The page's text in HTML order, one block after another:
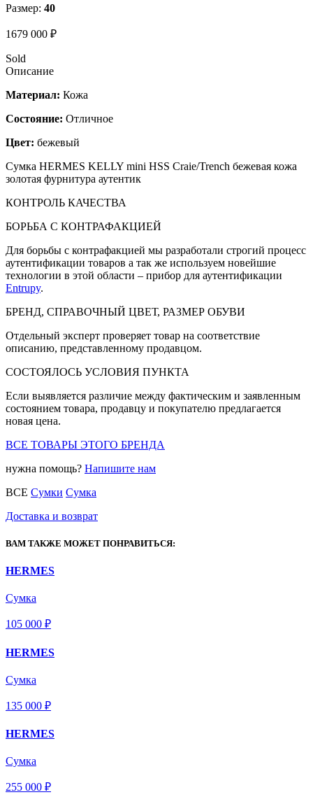
Размер: 40
1679 000 ₽
Sold
Описание
Материал: Кожа
Состояние: Отличное
Цвет: бежевый
Сумка HERMES KELLY mini HSS Craie/Trench бежевая кожа
золотая фурнитура аутентик
КОНТРОЛЬ КАЧЕСТВА
БОРЬБА С КОНТРАФАКЦИЕЙ
Для борьбы с контрафакцией мы разработали строгий процесс
аутентификации товаров а так же используем новейшие
технологии в этой области – прибор для аутентификации
Entrupy.
БРЕНД, СПРАВОЧНЫЙ ЦВЕТ, РАЗМЕР ОБУВИ
Отдельный эксперт проверяет товар на соответствие
описанию, представленному продавцом.
СОСТОЯЛОСЬ УСЛОВИЯ ПУНКТА
Если выявляется различие между фактическим и заявленным
состоянием товара, продавцу и покупателю предлагается
новая цена.
ВСЕ ТОВАРЫ ЭТОГО БРЕНДА
нужна помощь? Напишите нам
ВСЕ Сумки Сумка
Доставка и возврат
ВАМ ТАКЖЕ МОЖЕТ ПОНРАВИТЬСЯ:
HERMES
Сумка
105 000 ₽
HERMES
Сумка
135 000 ₽
HERMES
Сумка
255 000 ₽